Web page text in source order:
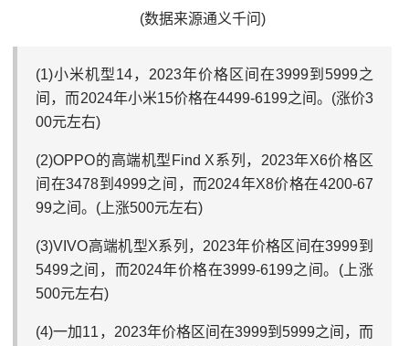
(数据来源通义千问)
(1)小米机型14，2023年价格区间在3999到5999之
间‌，而2024年小米15价格在4499-6199之间。(涨价3
00元左右)
(2)OPPO的高端机型Find X系列，2023年X6价格区
间在3478到4999之间‌，而2024年X8价格在4200-67
99之间。(上涨500元左右)
(3)VIVO高端机型X系列，2023年价格区间在3999到
5499之间‌，而2024年价格在3999-6199之间。(上涨
500元左右)
(4)一加11，2023年价格区间在3999到5999之间‌，而